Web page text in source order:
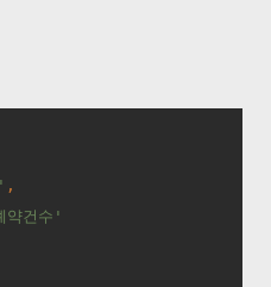
' ,
약건수 '